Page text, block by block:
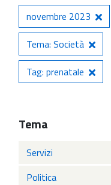
novembre 2023
Tema: Società
Tag: prenatale
Tema
Servizi
Politica